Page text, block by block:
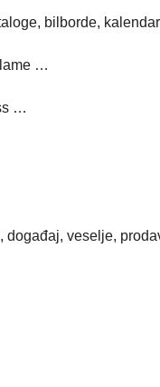
bilborde,
…
…
događaj, veselje,